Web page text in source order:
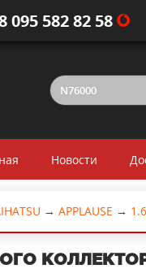
095 582 82 58
Новости
→ APPLAUSE →